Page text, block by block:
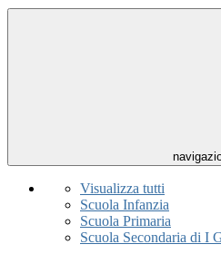
Visualizza tutti
Scuola Infanzia
Scuola Primaria
Scuola Secondaria di I